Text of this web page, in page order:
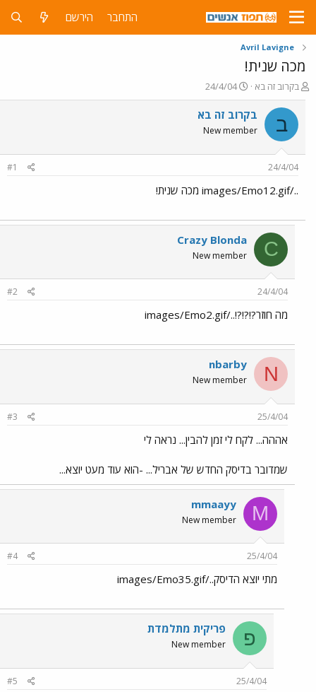
התחבר הירשם
Avril Lavigne
מכה שנית!
פ
ו
ת
ח
ה
ש
בקרוב זה בא
פ
ו
ר
ם
ר
24/4/04
ב בקרוב זה בא
New member
24/4/04
#1
../images/Emo12.gif מכה שנית!
C
Crazy Blonda
New member
24/4/04
#2
מה חוזר?!?!?!../images/Emo2.gif
N
nbarby
New member
25/4/04
#3
אההה... לקח לי זמן להבין... נראה לי
שמדובר בדיסק החדש של אבריל... -הוא עוד מעט יוצא...
M
mmaayy
New member
25/4/04
#4
מתי יוצא הדיסק../images/Emo35.gif
פ פריקית מתלמדת
New member
25/4/04
#5